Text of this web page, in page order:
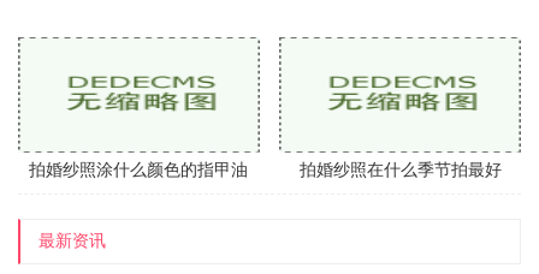
拍婚纱照涂什么颜色的指甲油 拍婚纱照在什么季节拍最好
最新资讯